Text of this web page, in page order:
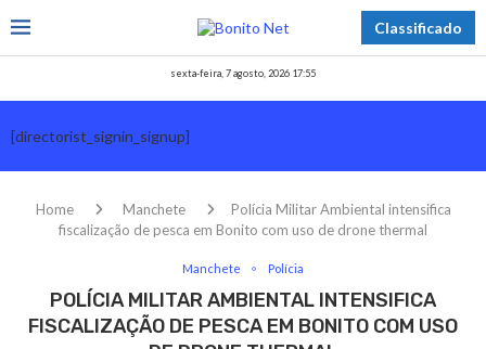
Classificado
sexta-feira, 7 agosto, 2026 17:55
[directorist_signin_signup]
Home Manchete
Polícia Militar Ambiental intensifica
fiscalização de pesca em Bonito com uso de drone thermal
Manchete Polícia
POLÍCIA MILITAR AMBIENTAL INTENSIFICA
FISCALIZAÇÃO DE PESCA EM BONITO COM USO